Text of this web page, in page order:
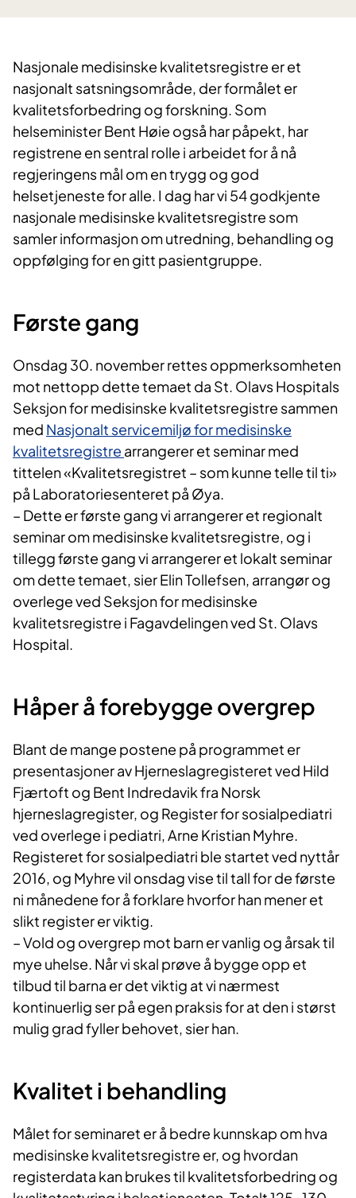
Nasjonale medisinske kvalitetsregistre er et
nasjonalt satsningsområde, der formålet er
kvalitetsforbedring og forskning. Som
helseminister Bent Høie også har påpekt, har
registrene en sentral rolle i arbeidet for å nå
regjeringens mål om en trygg og god
helsetjeneste for alle. I dag har vi 54 godkjente
nasjonale medisinske kvalitetsregistre som
samler informasjon om utredning, behandling og
oppfølging for en gitt pasientgruppe.
Første gang
Onsdag 30. november rettes oppmerksomheten
mot nettopp dette temaet da St. Olavs Hospitals
Seksjon for medisinske kvalitetsregistre sammen
med Nasjonalt servicemiljø for medisinske
kvalitetsregistre arrangerer et seminar med
tittelen «Kvalitetsregistret – som kunne telle til ti»
på Laboratoriesenteret på Øya.
– Dette er første gang vi arrangerer et regionalt
seminar om medisinske kvalitetsregistre, og i
tillegg første gang vi arrangerer et lokalt seminar
om dette temaet, sier Elin Tollefsen, arrangør og
overlege ved Seksjon for medisinske
kvalitetsregistre i Fagavdelingen ved St. Olavs
Hospital.
Håper å forebygge overgrep
Blant de mange postene på programmet er
presentasjoner av Hjerneslagregisteret ved Hild
Fjærtoft og Bent Indredavik fra Norsk
hjerneslagregister, og Register for sosialpediatri
ved overlege i pediatri, Arne Kristian Myhre.
Registeret for sosialpediatri ble startet ved nyttår
2016, og Myhre vil onsdag vise til tall for de første
ni månedene for å forklare hvorfor han mener et
slikt register er viktig.
– Vold og overgrep mot barn er vanlig og årsak til
mye uhelse. Når vi skal prøve å bygge opp et
tilbud til barna er det viktig at vi nærmest
kontinuerlig ser på egen praksis for at den i størst
mulig grad fyller behovet, sier han.
Kvalitet i behandling
Målet for seminaret er å bedre kunnskap om hva
medisinske kvalitetsregistre er, og hvordan
registerdata kan brukes til kvalitetsforbedring og